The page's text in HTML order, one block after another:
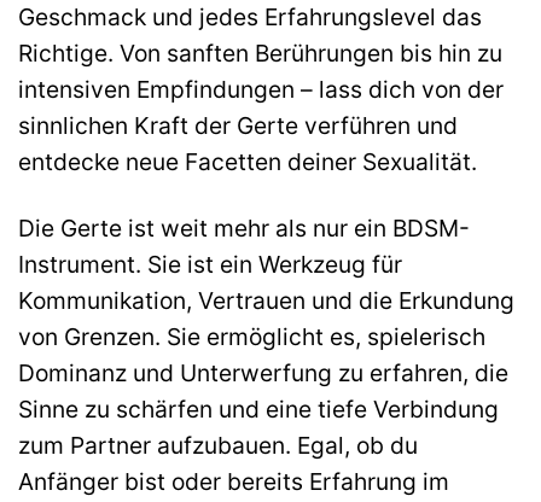
Geschmack und jedes Erfahrungslevel das
Richtige. Von sanften Berührungen bis hin zu
intensiven Empfindungen – lass dich von der
sinnlichen Kraft der Gerte verführen und
entdecke neue Facetten deiner Sexualität.
Die Gerte ist weit mehr als nur ein BDSM-
Instrument. Sie ist ein Werkzeug für
Kommunikation, Vertrauen und die Erkundung
von Grenzen. Sie ermöglicht es, spielerisch
Dominanz und Unterwerfung zu erfahren, die
Sinne zu schärfen und eine tiefe Verbindung
zum Partner aufzubauen. Egal, ob du
Anfänger bist oder bereits Erfahrung im